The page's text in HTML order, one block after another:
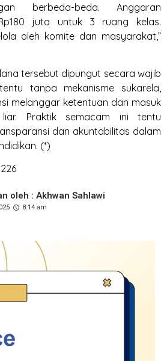
berbeda-beda. Anggaran
juta untuk 3 ruang kelas.
oleh komite dan masyarakat,”
tersebut dipungut secara wajib
tanpa mekanisme sukarela,
melanggar ketentuan dan masuk
Praktik semacam ini tentu
dan akuntabilitas dalam
(*)
226
oleh : Akhwan Sahlawi
8:14 am